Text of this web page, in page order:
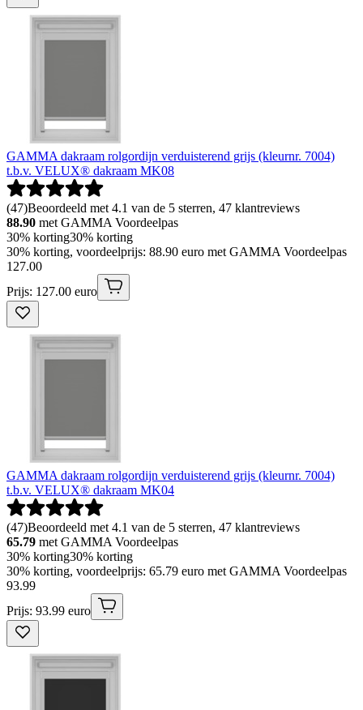
GAMMA dakraam rolgordijn verduisterend grijs (kleurnr. 7004)
t.b.v. VELUX® dakraam MK08
(47)Beoordeeld met 4.1 van de 5 sterren, 47 klantreviews
88.90 met GAMMA Voordeelpas
30% korting30% korting
30% korting, voordeelprijs: 88.90 euro met GAMMA Voordeelpas
127.00
Prijs: 127.00 euro
GAMMA dakraam rolgordijn verduisterend grijs (kleurnr. 7004)
t.b.v. VELUX® dakraam MK04
(47)Beoordeeld met 4.1 van de 5 sterren, 47 klantreviews
65.79 met GAMMA Voordeelpas
30% korting30% korting
30% korting, voordeelprijs: 65.79 euro met GAMMA Voordeelpas
93.99
Prijs: 93.99 euro